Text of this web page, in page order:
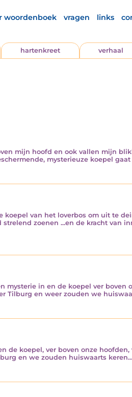
woordenboek vragen links
hartenkreet verhaal
mijn hoofd en ook vallen mijn
mysterieuze koepel
van het loverbos om uit te
zoenen ...en de kracht van
in en de koepel ver boven
Tilburg en weer zouden we
de koepel, ver boven onze
en we zouden huiswaarts